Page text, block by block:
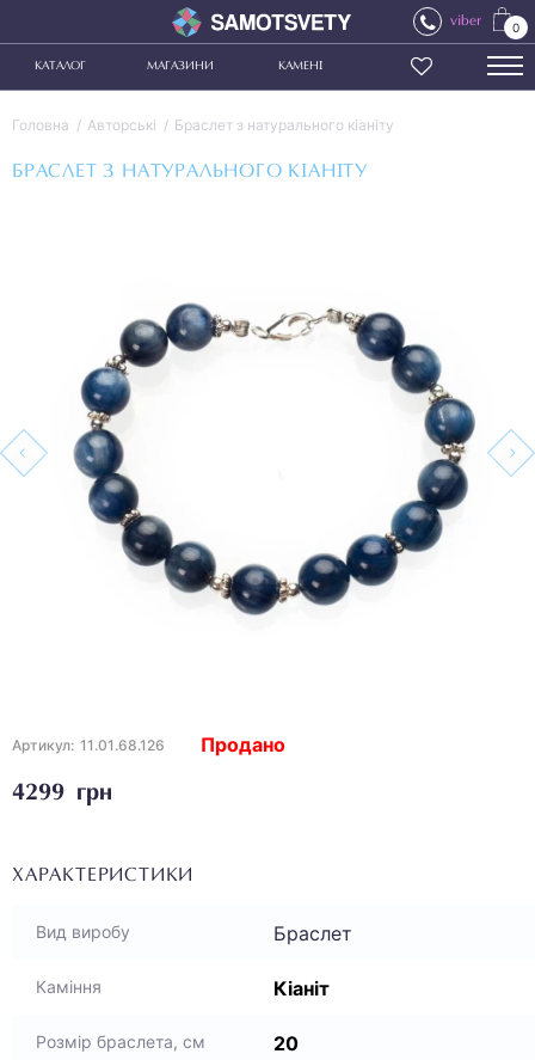
viber 0
КАТАЛОГ МАГАЗИНИ КАМЕНІ
Головна Авторські Браслет з натурального кіаніту
БРАСЛЕТ З НАТУРАЛЬНОГО КІАНІТУ
Артикул: 11.01.68.126
4299 грн
Продано
ХАРАКТЕРИСТИКИ
Вид виробу Браслет
Каміння Кіаніт
Розмір браслета, см 20